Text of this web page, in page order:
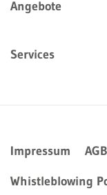
Angebote
Services
Impressum AGB
Whistleblowing